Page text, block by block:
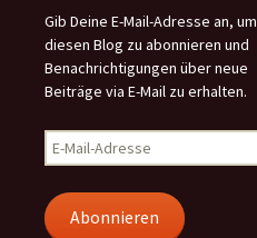
Gib Deine E-Mail-Adresse an, um
diesen Blog zu abonnieren und
Benachrichtigungen über neue
Beiträge via E-Mail zu erhalten.
E-
Mail-
Abonnieren